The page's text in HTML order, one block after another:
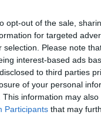
opt-out of the sale,
for targeted
selection. Please note
interest-based ads
to third parties
of your personal
This information may
Participants that may
Högsta rating2013-07-04
Rankad
Rullningar
Matcher
Vunna